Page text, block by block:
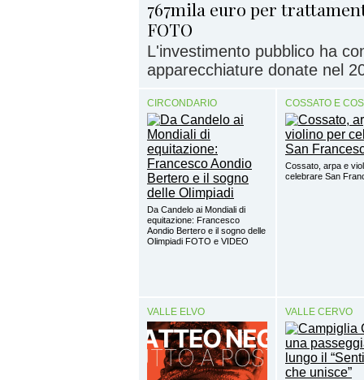
767mila euro per
FOTO
L'investimento pubblico ha
apparecchiature donate nel
CIRCONDARIO
Da Candelo ai Mondiali di
equitazione: Francesco
Aondio Bertero e il sogno delle
Olimpiadi FOTO e VIDEO
COSSATO E
Cossato, arpa e
celebrare San
VALLE ELVO VALLE CERVO